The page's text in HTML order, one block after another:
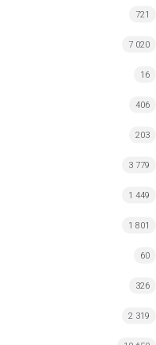
721
7 020
16
406
203
3 779
1 449
1 801
60
326
2 319